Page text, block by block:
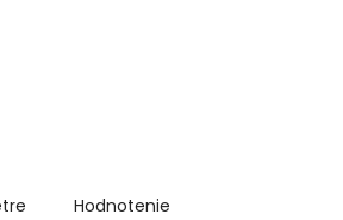
Hodnotenie